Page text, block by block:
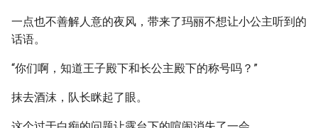
一点也不善解人意的夜风，带来了玛丽不想让小公主听到的
话语。
“你们啊，知道王子殿下和长公主殿下的称号吗？”
抹去酒沫，队长眯起了眼。